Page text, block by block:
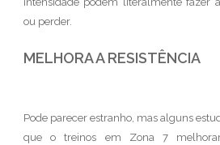
ou perder.
MELHORA A RESISTÊNCIA
Pode parecer estranho, mas alguns
que o treinos em Zona 7